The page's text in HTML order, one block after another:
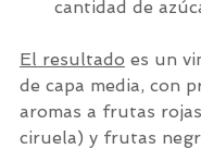
cantidad de
El resultado es un
de capa media, con
aromas a frutas
ciruela) y frutas